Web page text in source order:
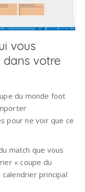
vous
dans votre
du monde foot
pour ne voir que ce
match que vous
« coupe du
principal